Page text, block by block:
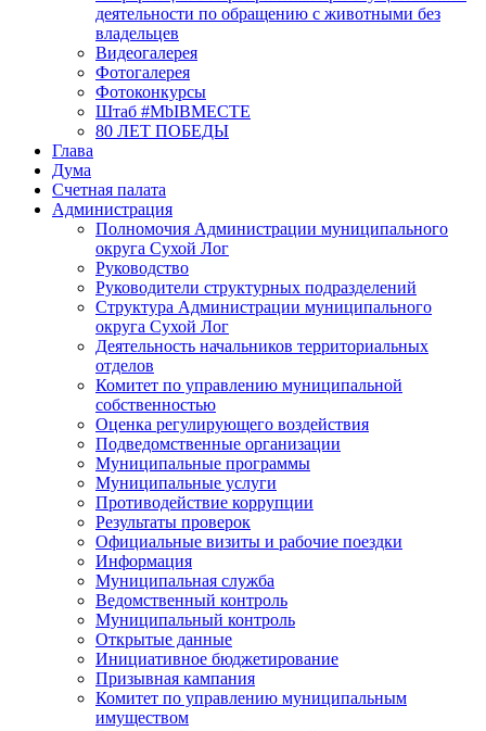
деятельности по обращению с животными без
владельцев
Видеогалерея
Фотогалерея
Фотоконкурсы
Штаб #MbIBMECTE
80 ЛЕТ ПОБЕДЫ
Глава
Дума
Счетная палата
Администрация
Полномочия Администрации муниципального
округа Сухой Лог
Руководство
Руководители структурных подразделений
Структура Администрации муниципального
округа Сухой Лог
Деятельность начальников территориальных
отделов
Комитет по управлению муниципальной
собственностью
Оценка регулирующего воздействия
Подведомственные организации
Муниципальные программы
Муниципальные услуги
Противодействие коррупции
Результаты проверок
Официальные визиты и рабочие поездки
Информация
Муниципальная служба
Ведомственный контроль
Муниципальный контроль
Открытые данные
Инициативное бюджетирование
Призывная кампания
Комитет по управлению муниципальным
имуществом